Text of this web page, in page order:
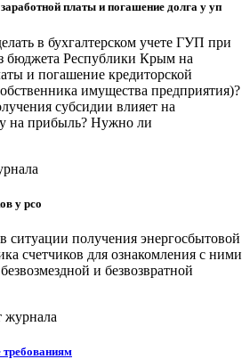
платы и погашение долга у уп
в бухгалтерском учете ГУП при
бюджета Республики Крым на
и погашение кредиторской
имущества предприятия)?
субсидии влияет на
на прибыль? Нужно ли
у рсо
ситуации получения энергосбытовой
счетчиков для ознакомления с ними
и безвозвратной
журнала
требованиям